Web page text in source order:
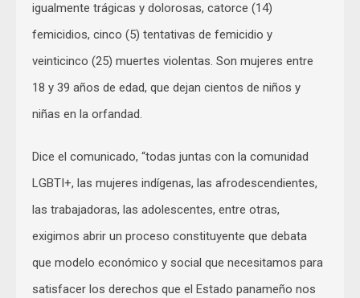
igualmente trágicas y dolorosas, catorce (14)
femicidios, cinco (5) tentativas de femicidio y
veinticinco (25) muertes violentas. Son mujeres entre
18 y 39 años de edad, que dejan cientos de niños y
niñas en la orfandad.
Dice el comunicado, “todas juntas con la comunidad
LGBTI+, las mujeres indígenas, las afrodescendientes,
las trabajadoras, las adolescentes, entre otras,
exigimos abrir un proceso constituyente que debata
que modelo económico y social que necesitamos para
satisfacer los derechos que el Estado panameño nos